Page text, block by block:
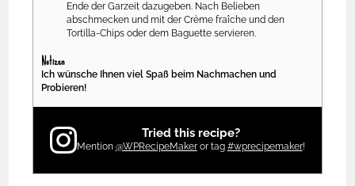
Ende der Garzeit dazugeben. Nach Belieben
abschmecken und mit der Crème fraîche und den
Tortilla-Chips oder dem Baguette servieren.
Notizen
Ich wünsche Ihnen viel Spaß beim Nachmachen und
Probieren!
Tried this recipe?
Mention @WPRecipeMakeror tag #wprecipemaker!